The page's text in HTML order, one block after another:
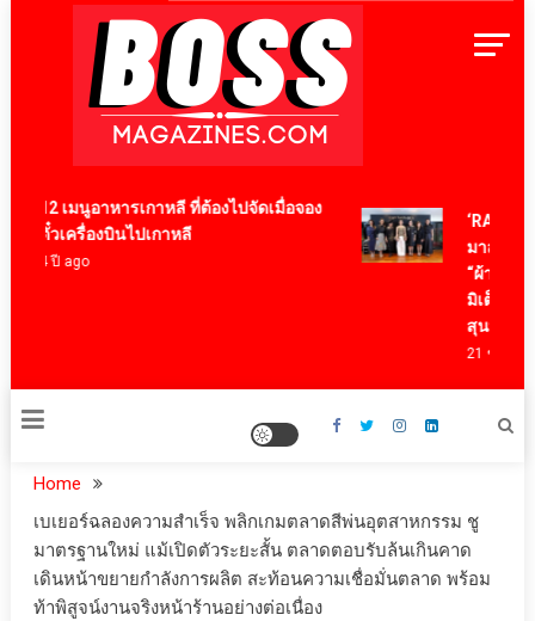
BossMagazinesThailand
12 เมนูอาหารเกาหลี ที่ต้องไปจัดเมื่อจอง
ตั๋วเครื่องบินไปเกาหลี
4 ปี ago
มาสเตอร์พี
“ผ้าลายน้
มิเต็ด ถ่าย
สุนทรียภา
21 ชั่วโมง ago
Home
เบเยอร์ฉลองความสำเร็จ พลิกเกมตลาดสีพ่นอุตสาหกรรม ชู
มาตรฐานใหม่ แม้เปิดตัวระยะสั้น ตลาดตอบรับล้นเกินคาด
เดินหน้าขยายกำลังการผลิต สะท้อนความเชื่อมั่นตลาด พร้อม
ท้าพิสูจน์งานจริงหน้าร้านอย่างต่อเนื่อง